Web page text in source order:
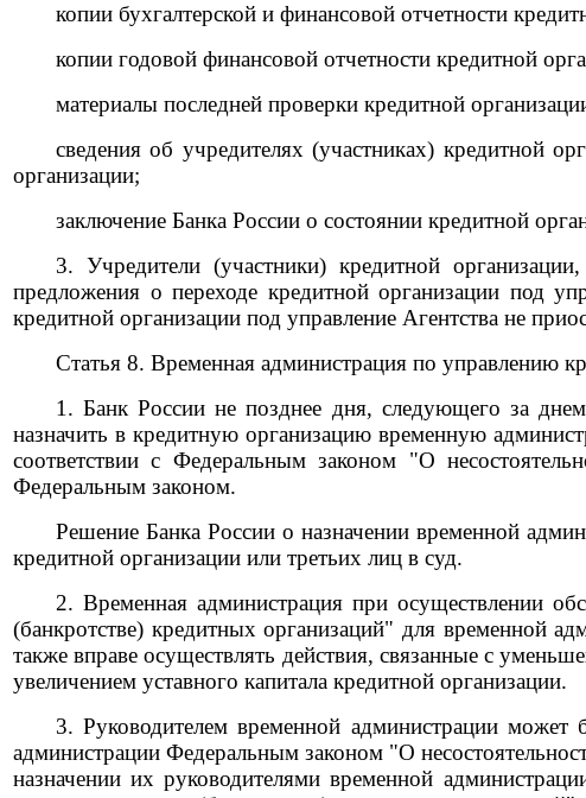
копии бухгалтерской и финансовой отчетности
копии годовой финансовой отчетности кредитной
материалы последней проверки кредитной
сведения об учредителях (участниках) кредитной
организации;
заключение Банка России о состоянии кредитной
3. Учредители (участники) кредитной
предложения о переходе кредитной организации под
кредитной организации под управление Агентства не
Статья 8. Временная администрация по управлению
1. Банк России не позднее дня, следующего за
назначить в кредитную организацию временную
соответствии с Федеральным законом "О
Федеральным законом.
Решение Банка России о назначении временной
кредитной организации или третьих лиц в суд.
2. Временная администрация при осуществлении
(банкротстве) кредитных организаций" для временной
также вправе осуществлять действия, связанные с
увеличением уставного капитала кредитной организации.
3. Руководителем временной администрации может
администрации Федеральным законом "О
назначении их руководителями временной